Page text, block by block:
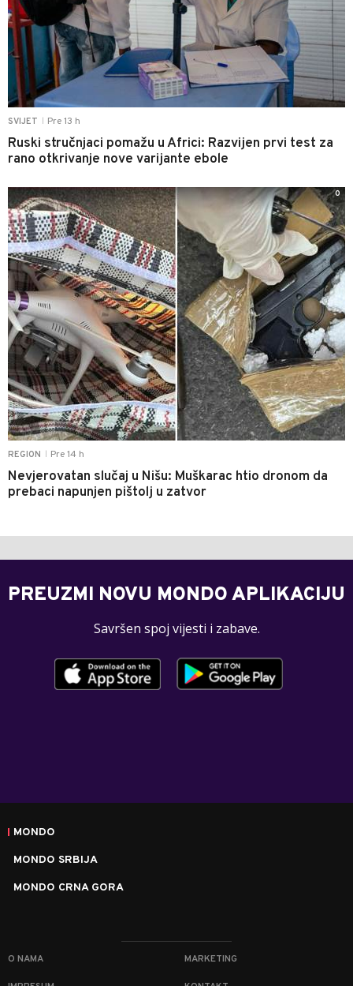
SVIJET Pre 13 h
Ruski stručnjaci pomažu u Africi: Razvijen prvi test za
rano otkrivanje nove varijante ebole
REGION Pre 14 h
Nevjerovatan slučaj u Nišu: Muškarac htio dronom da
prebaci napunjen pištolj u zatvor
0
PREUZMI NOVU MONDO APLIKACIJU
Savršen spoj vijesti i zabave.
MONDO
MONDO SRBIJA
MONDO CRNA GORA
O NAMA MARKETING